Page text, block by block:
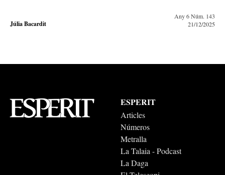
Júlia Bacardit
Any 6 Núm. 143
21/12/2025
ESPERIT
Articles
Números
Metralla
La Talaia - Podcast
La Daga